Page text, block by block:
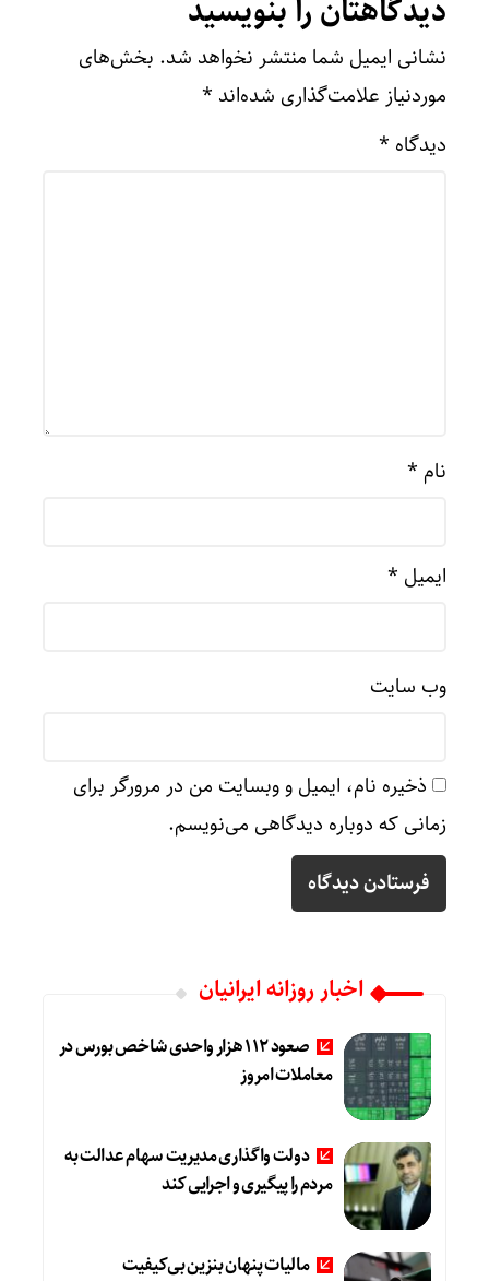
دیدگاهتان را بنویسید
نشانی ایمیل شما منتشر نخواهد شد. بخش‌های
موردنیاز علامت‌گذاری شده‌اند *
دیدگاه *
نام *
ایمیل *
وب‌ سایت
ذخیره نام، ایمیل و وبسایت من در مرورگر برای
زمانی که دوباره دیدگاهی می‌نویسم.
اخبار روزانه ایرانیان
صعود 112 هزار واحدی شاخص بورس در
معاملات امروز
دولت واگذاری مدیریت سهام عدالت به
مردم را پیگیری و اجرایی کند
مالیات پنهان بنزین بی‌کیفیت